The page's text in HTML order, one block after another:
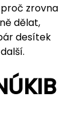
zrovna
dělat,
desítek